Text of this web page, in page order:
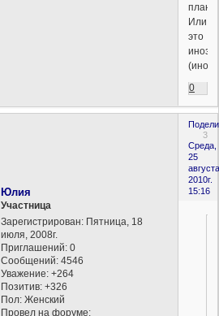
Или
это
0
3
Среда,
25
2010г.
15:16
Юлия
Участница
Зарегистрирован: Пятница, 18
июля, 2008г.
Приглашений: 0
Сообщений: 4546
Уважение: +264
Позитив: +326
Пол: Женский
Провел на форуме: